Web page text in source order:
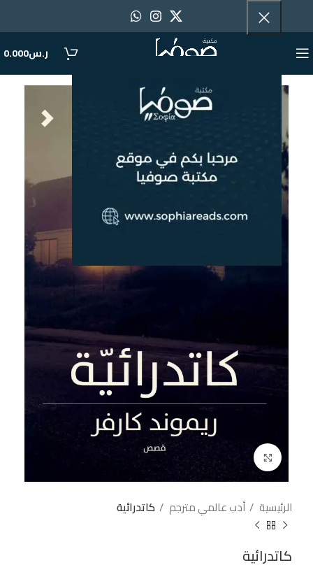
ر.س0.000
إضغط للتكبير
الرئيسية أدب عالمي مترجم كاتدرائية
كاتدرائية